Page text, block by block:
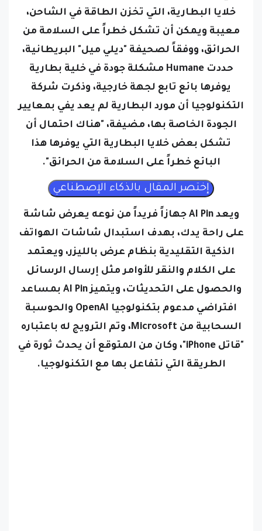
خلايا البطارية، التي تخزن الطاقة في الشاحن،
معيبة ويمكن أن تشكل خطراً على السلامة من
الحرائق، ووفقاً لصحيفة "ديلي ميل" البريطانية،
حددت Humane مشكلة جودة في خلية بطارية
يوفرها بائع تابع لجهة خارجية، وذكرت شركة
التكنولوجيا أن مورد البطارية لم يعد يفي بمعايير
الجودة الخاصة بها، مضيفة، "هناك احتمال أن
تشكل بعض خلايا البطارية التي يوفرها هذا
البائع خطراً على السلامة من الحرائق".
ويعد AI Pin جهازاً فريداً من نوعه يعرض شاشة
على راحة يدك، بهدف استبدال شاشات الهواتف
الذكية التقليدية بنظام عرض بالليزر، ويعتمد
على الكلام والنقر للأوامر مثل إرسال الرسائل
والحصول على التحديثات، ويتميز AI Pin بمساعد
افتراضي مدعوم بتكنولوجيا OpenAI والحوسبة
السحابية من Microsoft، وتم الترويج له باعتباره
"قاتل iPhone"، وكان من المتوقع أن يحدث ثورة في
الطريقة التي نتفاعل بها مع التكنولوجيا.